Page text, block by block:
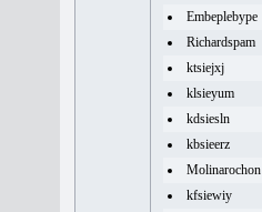
Embeplebype
Richardspam
ktsiejxj
klsieyum
kdsiesln
kbsieerz
Molinarochon
kfsiewiy